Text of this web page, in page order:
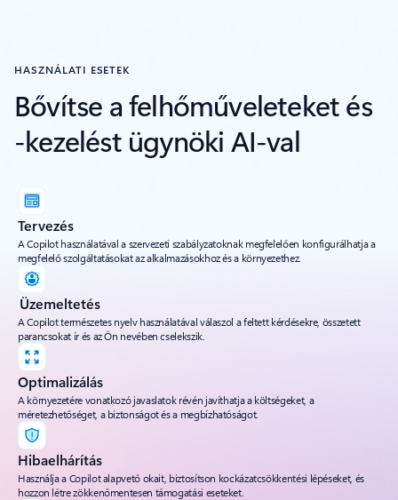
HASZNÁLATI ESETEK
Bővítse a felhőműveleteket és
-kezelést ügynöki AI-val
Tervezés
A Copilot használatával a szervezeti szabályzatoknak megfelelően konfigurálhatja a
megfelelő szolgáltatásokat az alkalmazásokhoz és a környezethez.
Üzemeltetés
A Copilot természetes nyelv használatával válaszol a feltett kérdésekre, összetett
parancsokat ír és az Ön nevében cselekszik.
Optimalizálás
A környezetére vonatkozó javaslatok révén javíthatja a költségeket, a
méretezhetőséget, a biztonságot és a megbízhatóságot.
Hibaelhárítás
Használja a Copilot alapvető okait, biztosítson kockázatcsökkentési lépéseket, és
hozzon létre zökkenőmentesen támogatási eseteket.